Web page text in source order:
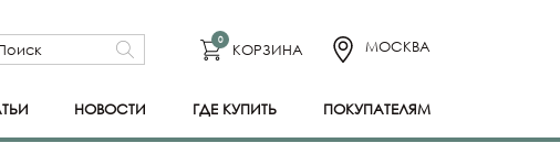
0
КОРЗИНА МОСКВА
НОВОСТИ ГДЕ КУПИТЬ ПОКУПАТЕЛЯМ